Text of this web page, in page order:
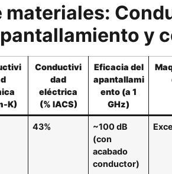
materiales:
y
K)
Conductivi
dad
eléctrica
(% IACS)
Eficacia del
apantallami
ento (a 1
GHz)
43%
~100 dB
(con
acabado
conductor)